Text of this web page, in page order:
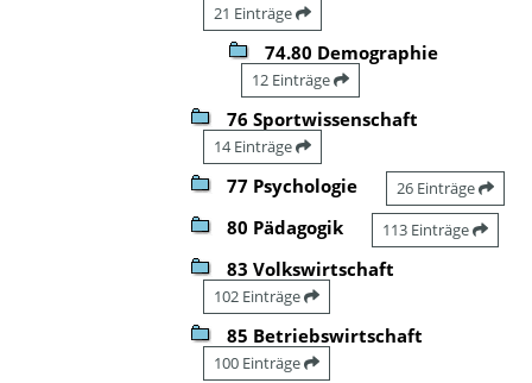
21 Einträge
74.80 Demographie
12 Einträge
76 Sportwissenschaft
14 Einträge
77 Psychologie 26 Einträge
80 Pädagogik 113 Einträge
83 Volkswirtschaft
102 Einträge
85 Betriebswirtschaft
100 Einträge